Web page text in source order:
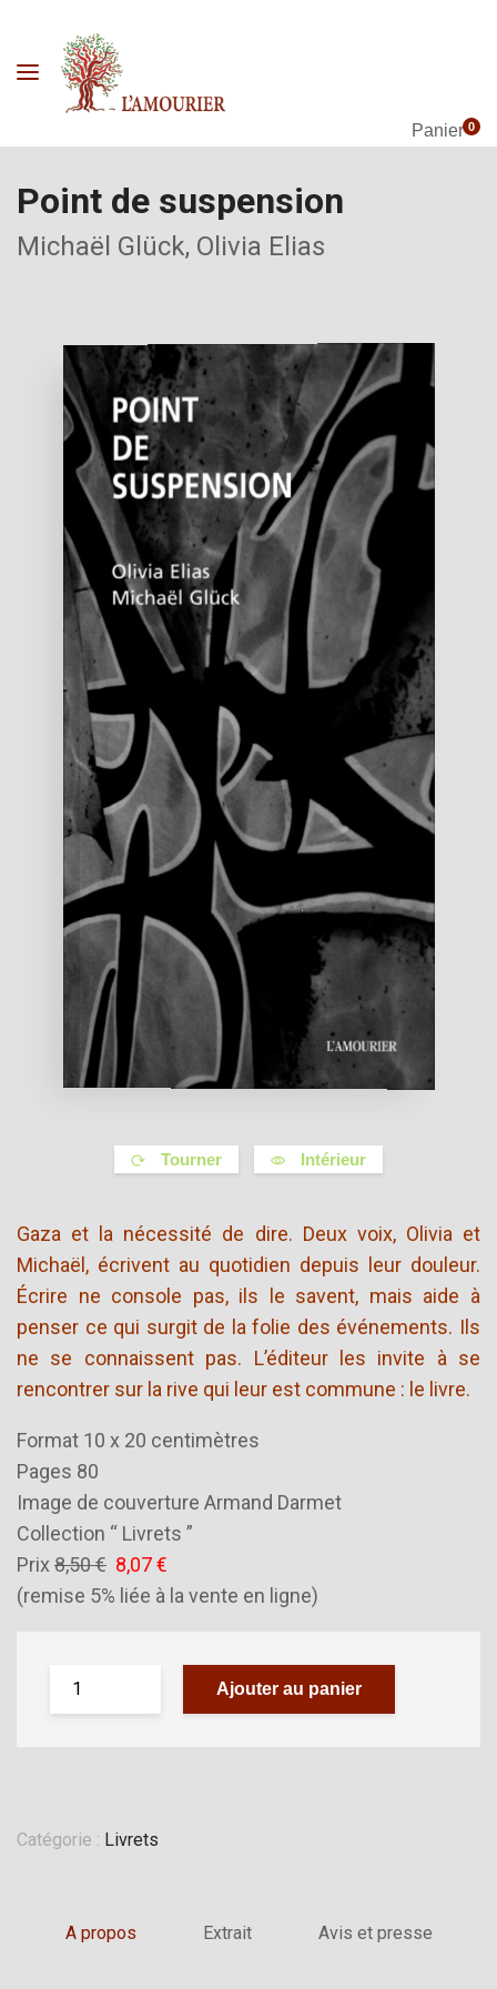
Panier0
Point de suspension
Michaël Glück, Olivia Elias
Tourner Intérieur
Gaza et la nécessité de dire. Deux voix, Olivia et
Michaël, écrivent au quotidien depuis leur douleur.
Écrire ne console pas, ils le savent, mais aide à
penser ce qui surgit de la folie des événements. Ils
ne se connaissent pas. L’éditeur les invite à se
rencontrer sur la rive qui leur est commune : le livre.
Format 10 x 20 centimètres
Pages 80
Image de couverture Armand Darmet
Collection “ Livrets ”
Prix 8,50 € 8,07 €
(remise 5% liée à la vente en ligne)
Ajouter au panier
Catégorie : Livrets
A propos Extrait Avis et presse